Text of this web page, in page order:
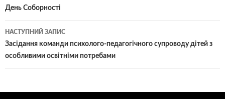
по
записам
День Соборності
НАСТУПНИЙ ЗАПИС
Засідання команди психолого-педагогічного супроводу дітей з
особливими освітніми потребами